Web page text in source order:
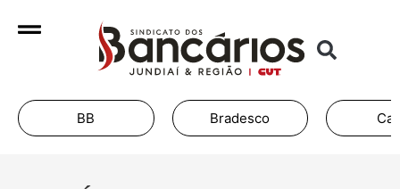
BB Bradesco